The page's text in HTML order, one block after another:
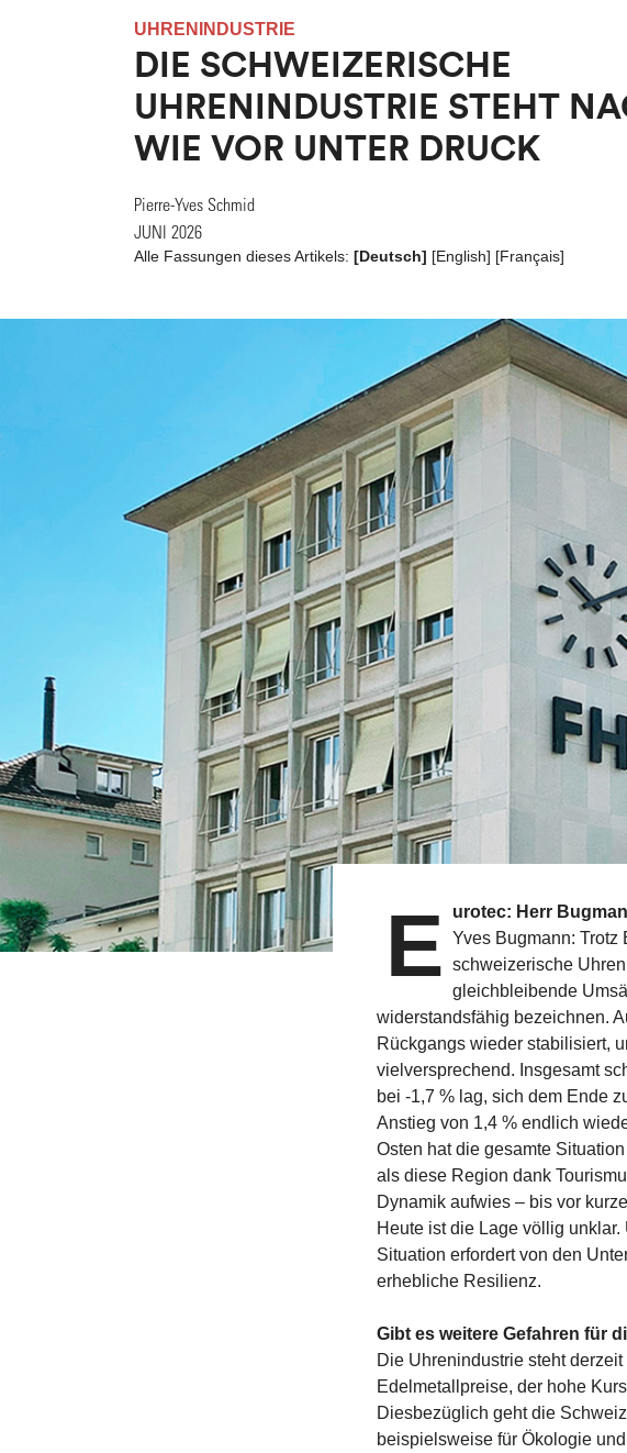
UHRENINDUSTRIE
DIE SCHWEIZERISCHE
UHRENINDUSTRIE STEHT
WIE VOR UNTER DRUCK
Pierre-Yves Schmid
JUNI 2026
Alle Fassungen dieses Artikels: [Deutsch] [English] [Français]
E
urotec: Herr
Yves Bugmann: Trotz
schweizerische
gleichbleibende
widerstandsfähig bezeichnen.
Rückgangs wieder stabilisiert,
vielversprechend. Insgesamt
bei -1,7 % lag, sich dem Ende
Anstieg von 1,4 % endlich
Osten hat die gesamte
als diese Region dank
Dynamik aufwies – bis vor
Heute ist die Lage völlig
Situation erfordert von den
erhebliche Resilienz.
Gibt es weitere Gefahren für
Die Uhrenindustrie steht
Edelmetallpreise, der hohe
Diesbezüglich geht die
beispielsweise für Ökologie